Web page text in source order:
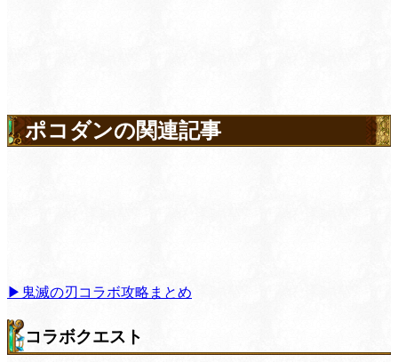
ポコダンの関連記事
▶鬼滅の刃コラボ攻略まとめ
コラボクエスト